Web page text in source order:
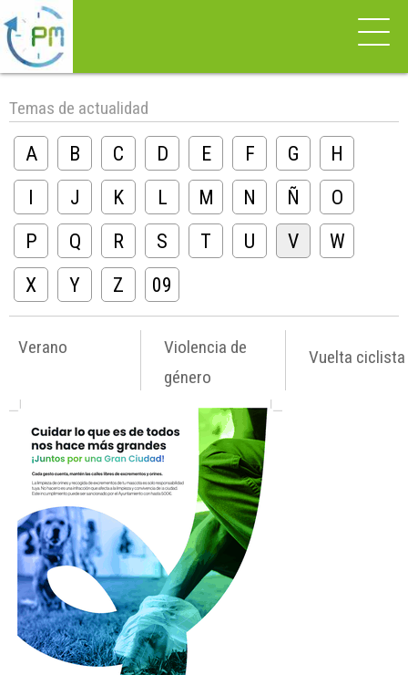
Temas de actualidad
A B C D E F G
H
I
J K L M N Ñ
O
P
Q R S T U V
W
X
Y Z 09
Verano
Violencia de
género
Vuelta ciclista